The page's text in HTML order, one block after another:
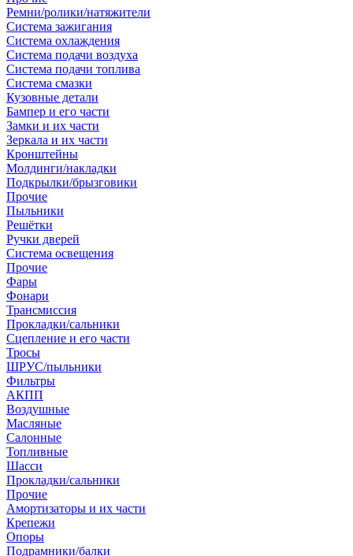
Ремни/ролики/натяжители
Система зажигания
Система охлаждения
Система подачи воздуха
Система подачи топлива
Система смазки
Кузовные детали
Бампер и его части
Замки и их части
Зеркала и их части
Кронштейны
Молдинги/накладки
Подкрылки/брызговики
Прочие
Пыльники
Решётки
Ручки дверей
Система освещения
Прочие
Фары
Фонари
Трансмиссия
Прокладки/сальники
Сцепление и его части
Тросы
ШРУС/пыльники
Фильтры
АКПП
Воздушные
Масляные
Салонные
Топливные
Шасси
Прокладки/сальники
Прочие
Амортизаторы и их части
Крепежи
Опоры
Подрамники/балки